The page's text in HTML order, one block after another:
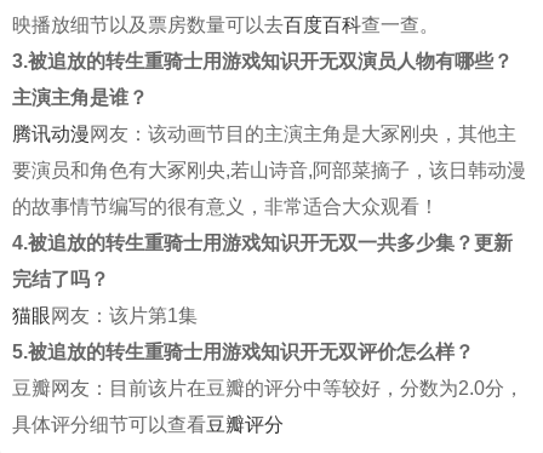
映播放细节以及票房数量可以去百度百科查一查。
3.被追放的转生重骑士用游戏知识开无双演员人物有哪些？
主演主角是谁？
腾讯动漫网友：该动画节目的主演主角是大冢刚央，其他主
要演员和角色有大冢刚央,若山诗音,阿部菜摘子，该日韩动漫
的故事情节编写的很有意义，非常适合大众观看！
4.被追放的转生重骑士用游戏知识开无双一共多少集？更新
完结了吗？
猫眼网友：该片第1集
5.被追放的转生重骑士用游戏知识开无双评价怎么样？
豆瓣网友：目前该片在豆瓣的评分中等较好，分数为2.0分，
具体评分细节可以查看豆瓣评分